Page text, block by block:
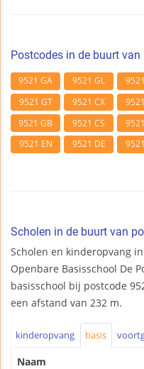
Postcodes in de buurt
9521 GA 9521 GL
9521 GT
9521 CX
9521 GB
9521 CS
9521 EN
9521 DE
Scholen in de buurt van
Scholen en kinderopvang
Openbare Basisschool De
basisschool bij postcode
een afstand van 232 m.
kinderopvang basis
Naam